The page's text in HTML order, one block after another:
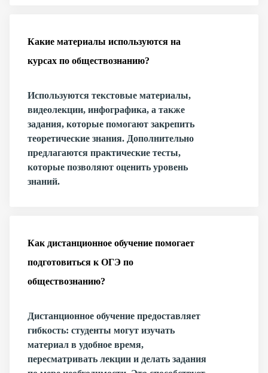
Какие материалы используются на
курсах по обществознанию?
Используются текстовые материалы,
видеолекции, инфографика, а также
задания, которые помогают закрепить
теоретические знания. Дополнительно
предлагаются практические тесты,
которые позволяют оценить уровень
знаний.
Как дистанционное обучение помогает
подготовиться к ОГЭ по
обществознанию?
Дистанционное обучение предоставляет
гибкость: студенты могут изучать
материал в удобное время,
пересматривать лекции и делать задания